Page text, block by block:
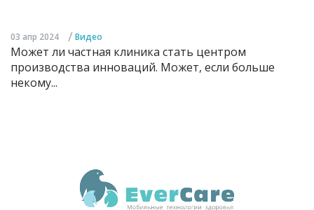
03 апр 2024 / Видео
Может ли частная клиника стать центром
производства инноваций. Может, если больше
некому...